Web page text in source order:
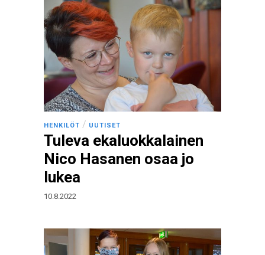
HENKILÖT / UUTISET
Tuleva ekaluokkalainen
Nico Hasanen osaa jo
lukea
10.8.2022